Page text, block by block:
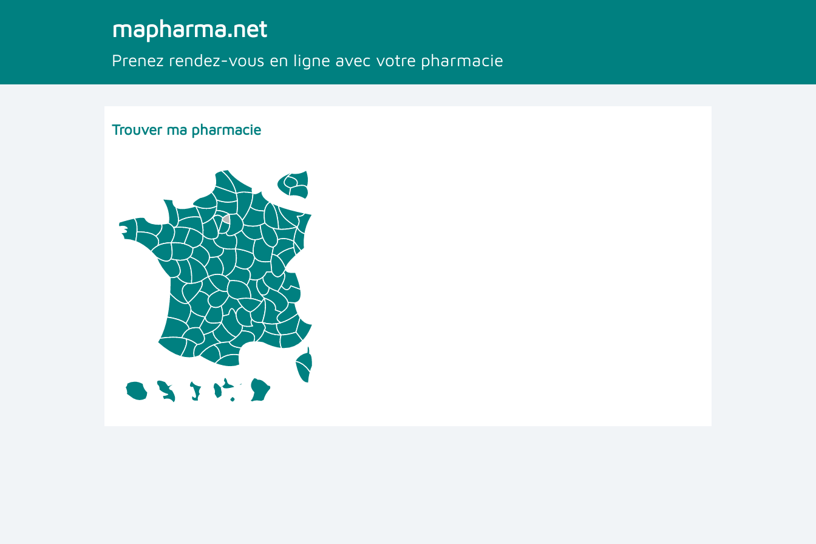
mapharma.net
Prenez rendez-vous en ligne avec votre pharmacie
Trouver ma pharmacie